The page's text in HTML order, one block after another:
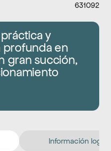
631092
y
profunda en
gran succión,
Información